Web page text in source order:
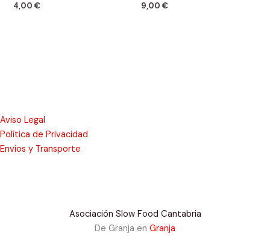
4,00€ 9,00 €
Aviso Legal
Política de Privacidad
Envíos y Transporte
Asociación Slow Food Cantabria
De Granja en Granja